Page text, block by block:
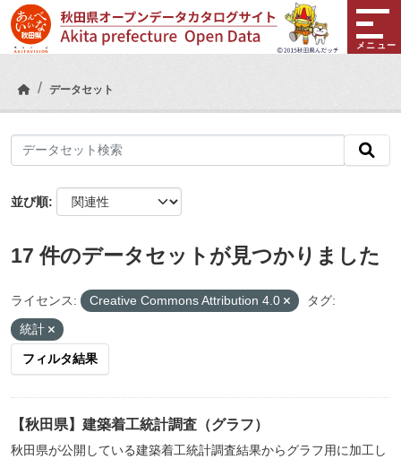
Skip to main content
メニュー
データセット
並び順
17 件のデータセットが見つかりました
ライセンス: Creative Commons Attribution 4.0
タグ:
統計
フィルタ結果
【秋田県】建築着工統計調査（グラフ）
秋田県が公開している建築着工統計調査結果からグラフ用に加工し